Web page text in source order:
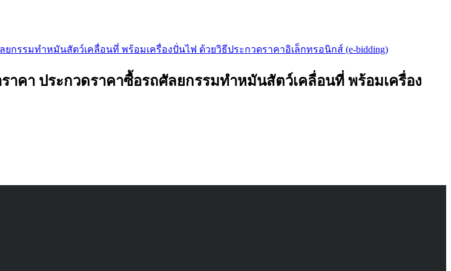
กรรมทำหมันสัตว์เคลื่อนที่ พร้อมเครื่องปั่นไฟ ด้วยวิธีประกวดราคาอิเล็กทรอนิกส์ (e-bidding)
าคา ประกวดราคาซื้อรถศัลยกรรมทำหมันสัตว์เคลื่อนที่ พร้อมเครื่อง